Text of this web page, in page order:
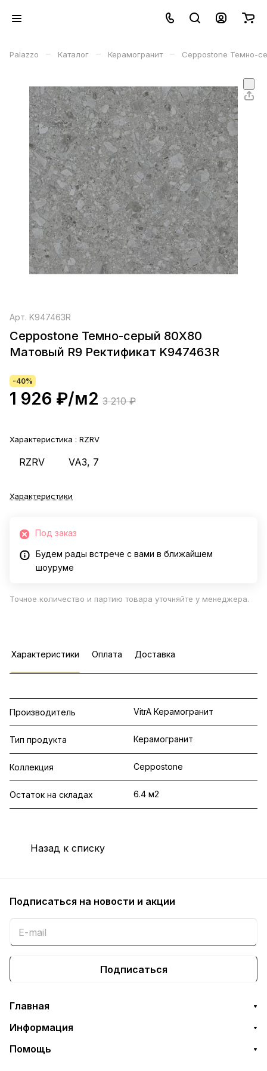
Palazzo – Каталог – Керамогранит – Ceppostone Темно-
Арт. K947463R
Ceppostone Темно-серый 80X80
Матовый R9 Ректификат K947463R
-40%
1 926 ₽/м2 3 210 ₽
Характеристика : RZRV
RZRV VA3, 7
Характеристики
Под заказ
Будем рады встрече с вами в ближайшем
шоуруме
Точное количество и партию товара уточняйте у менеджера.
Характеристики Оплата Доставка
Производитель VitrA Керамогранит
Тип продукта Керамогранит
Коллекция Ceppostone
Остаток на складах 6.4 м2
Назад к списку
Подписаться на новости и акции
Подписаться
Главная
Информация
Помощь